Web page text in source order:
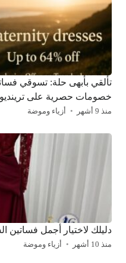
تألقي بأبهى حلة: تسوقي
خصومات حصرية على ترينديول
منذ 9 أشهر أزياء وموضة
دليلك لاختيار أجمل فساتين
منذ 10 أشهر أزياء وموضة